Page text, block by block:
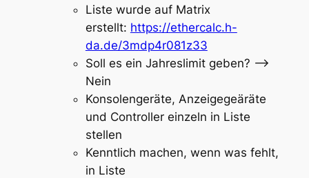
Liste wurde auf Matrix
erstellt: https://ethercalc.h-
da.de/3mdp4r081z33
Soll es ein Jahreslimit geben? –>
Nein
Konsolengeräte, Anzeigegeäräte
und Controller einzeln in Liste
stellen
Kenntlich machen, wenn was fehlt,
in Liste